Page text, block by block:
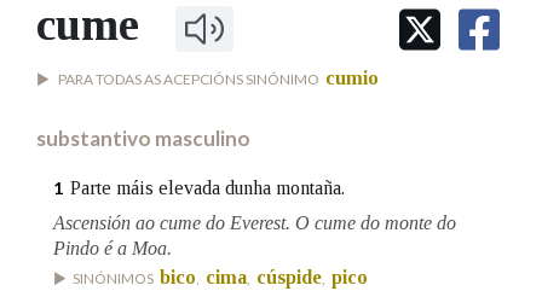
IDENTIDADE CORPORATIVA
MARCIAL DEL ADALID
CASA-MUSEO EMILIA PARDO
FIGURAS HOMENAXEADAS
HISTORIA
PORTAL DAS PALABRAS
Facebook
TwitterYoutubeInstagram
Bluesky
BUSCAR NOS LEMAS
Comeza por
cume
PARA TODAS AS ACEPCIÓNS SINÓNIMO cumio
substantivo masculino
1 Parte máis elevada dunha montaña.
Ascensión ao cume do Everest. O cume do monte do
Pindo é a Moa.
SINÓNIMOS bico cima cúspide pico